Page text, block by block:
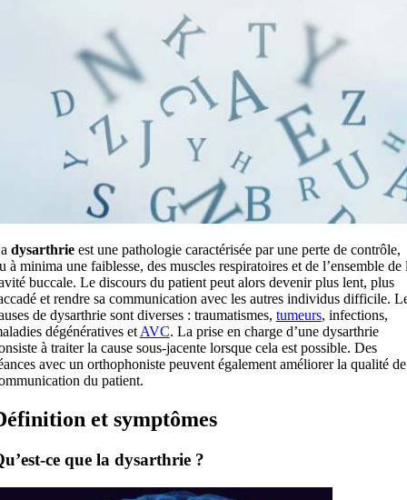
dysarthrieest une pathologie caractérisée par une perte de contrôle,
à minima une faiblesse, des muscles respiratoires et de l’ensemble de
buccale. Le discours du patient peut alors devenir plus lent, plus
et rendre sa communication avec les autres individus difficile.
de dysarthrie sont diverses : traumatismes, tumeurs, infections,
dégénératives et AVC. La prise en charge d’une dysarthrie
à traiter la cause sous-jacente lorsque cela est possible. Des
avec un orthophoniste peuvent également améliorer la qualité de
du patient.
et symptômes
ce que la dysarthrie ?